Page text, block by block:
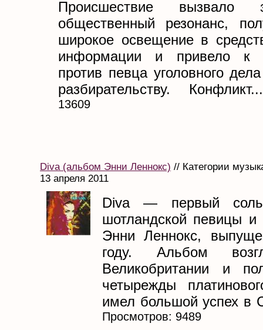
Происшествие вызвало
общественный резонанс,
широкое освещение в
информации и привело к
против певца уголовного
разбирательству. Конфликт...
13609
Diva (альбом Энни Леннокс) // Категории
13 апреля 2011
Diva — первый
шотландской певицы и
Энни Леннокс,
году. Альбом
Великобритании и
четырежды
имел большой успех в
Просмотров: 9489